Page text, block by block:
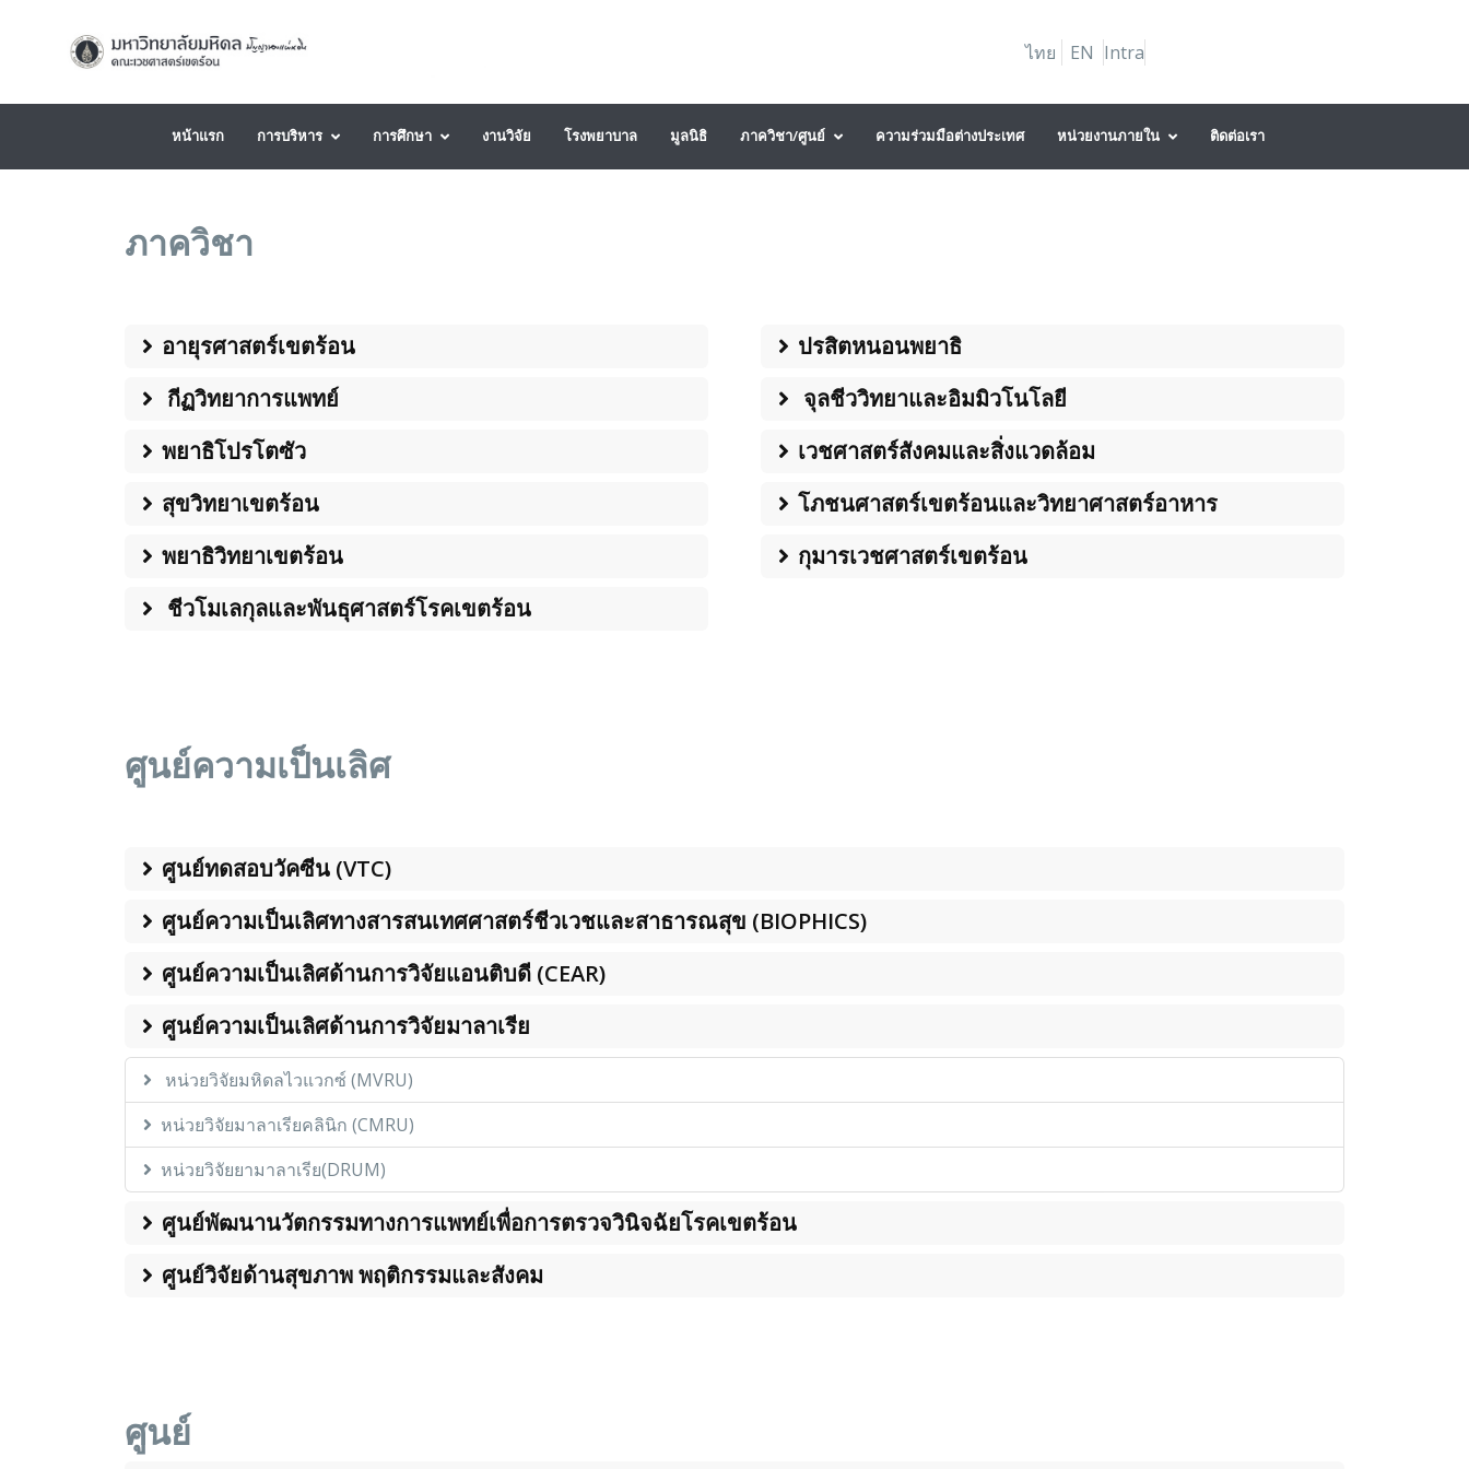
ไทย EN Intra
หน้าแรก การบริหาร การศึกษา งานวิจัย โรงพยาบาล มูลนิธิ ภาควิชา/ศูนย์ ความร่วมมือต่างประเทศ หน่วยงานภายใน ติดต่อเรา
ภาควิชา
อายุรศาสตร์เขตร้อน
กีฏวิทยาการแพทย์
พยาธิโปรโตซัว
สุขวิทยาเขตร้อน
พยาธิวิทยาเขตร้อน
ชีวโมเลกุลและพันธุศาสตร์โรคเขตร้อน
ปรสิตหนอนพยาธิ
จุลชีววิทยาและอิมมิวโนโลยี
เวชศาสตร์สังคมและสิ่งแวดล้อม
โภชนศาสตร์เขตร้อนและวิทยาศาสตร์อาหาร
กุมารเวชศาสตร์เขตร้อน
ศูนย์ความเป็นเลิศ
ศูนย์ทดสอบวัคซีน (VTC)
ศูนย์ความเป็นเลิศทางสารสนเทศศาสตร์ชีวเวชและสาธารณสุข (BIOPHICS)
ศูนย์ความเป็นเลิศด้านการวิจัยแอนติบดี (CEAR)
ศูนย์ความเป็นเลิศด้านการวิจัยมาลาเรีย
หน่วยวิจัยมหิดลไวแวกซ์ (MVRU)
หน่วยวิจัยมาลาเรียคลินิก (CMRU)
หน่วยวิจัยยามาลาเรีย(DRUM)
ศูนย์พัฒนานวัตกรรมทางการแพทย์เพื่อการตรวจวินิจฉัยโรคเขตร้อน
ศูนย์วิจัยด้านสุขภาพ พฤติกรรมและสังคม
ศูนย์